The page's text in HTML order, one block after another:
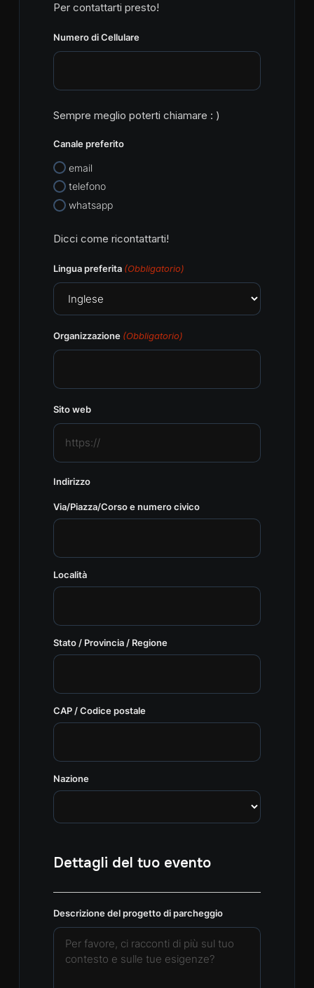
Per contattarti presto!
Numero di Cellulare
Sempre meglio poterti chiamare : )
Canale preferito
email
telefono
whatsapp
Dicci come ricontattarti!
Lingua preferita (Obbligatorio)
Organizzazione (Obbligatorio)
Sito web
Indirizzo
Via/Piazza/Corso e numero civico
Località
Stato / Provincia / Regione
CAP / Codice postale
Nazione
Dettagli del tuo evento
Descrizione del progetto di parcheggio